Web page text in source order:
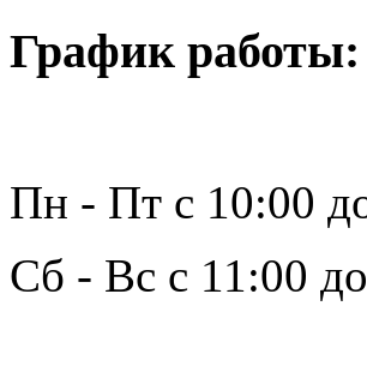
График работы:
Пн - Пт с 10:00
Сб - Вс с 11:00